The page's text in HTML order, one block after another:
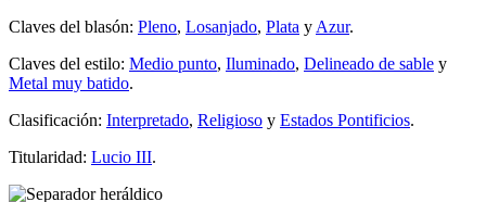
Claves del blasón: Pleno, Losanjado, Plata y Azur.
Claves del estilo: Medio punto, Iluminado, Delineado de sable y
Metal muy batido.
Clasificación: Interpretado, Religioso y Estados Pontificios.
Titularidad: Lucio III.